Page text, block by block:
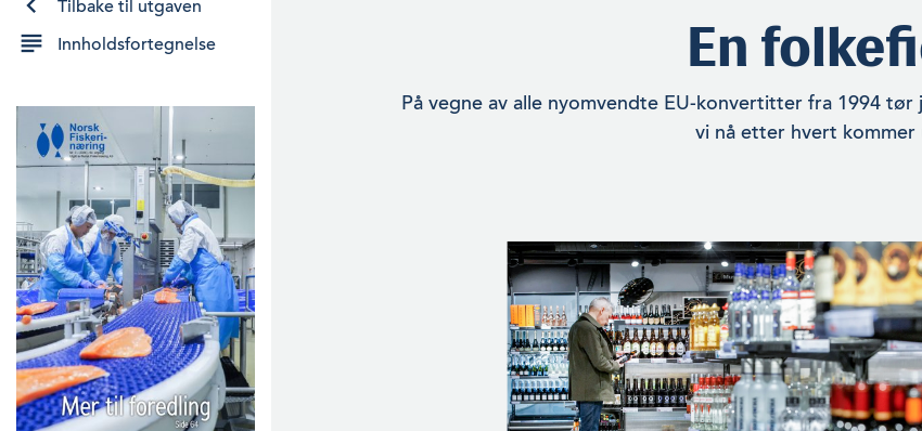
Tilbake til utgaven
Innholdsfortegnelse
En
På vegne av alle nyomvendte EU-konvertitter fra 1994
vi nå etter hvert kommer